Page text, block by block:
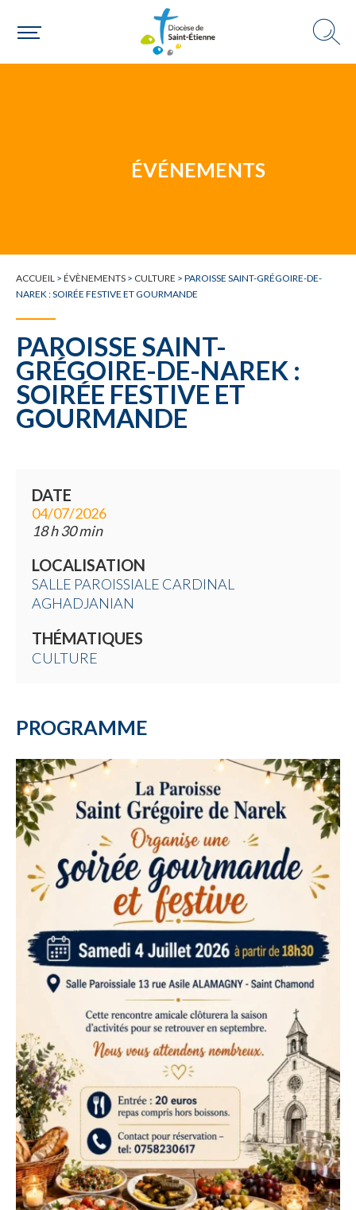
Une paroisse
Choisir ma paroisse par commune
ÉVÉNEMENTS
ACCUEIL > ÉVÈNEMENTS > CULTURE > PAROISSE SAINT-GRÉGOIRE-DE-
NAREK : SOIRÉE FESTIVE ET GOURMANDE
PAROISSE SAINT-
GRÉGOIRE-DE-NAREK :
SOIRÉE FESTIVE ET
GOURMANDE
DATE
04/07/2026
18 h 30 min
LOCALISATION
SALLE PAROISSIALE CARDINAL
AGHADJANIAN
THÉMATIQUES
CULTURE
PROGRAMME